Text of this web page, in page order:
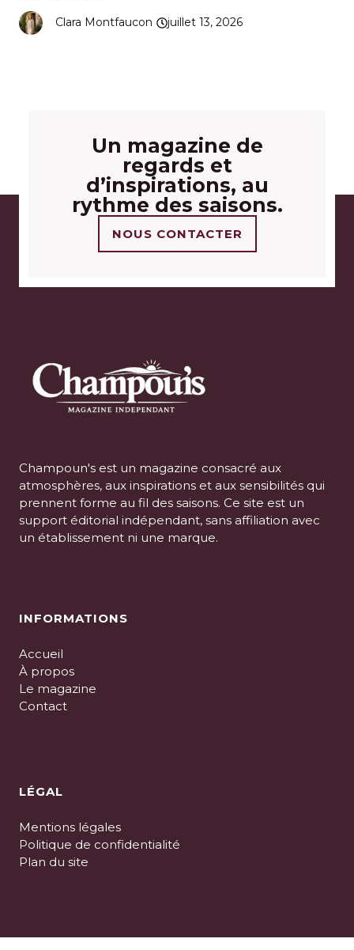
Clara Montfaucon juillet 13, 2026
Un magazine de
regards et
d’inspirations, au
rythme des saisons.
NOUS CONTACTER
Champoun's est un magazine consacré aux
atmosphères, aux inspirations et aux sensibilités qui
prennent forme au fil des saisons. Ce site est un
support éditorial indépendant, sans affiliation avec
un établissement ni une marque.
INFORMATIONS
Accueil
À propos
Le magazine
Contact
LÉGAL
Mentions légales
Politique de confidentialité
Plan du site